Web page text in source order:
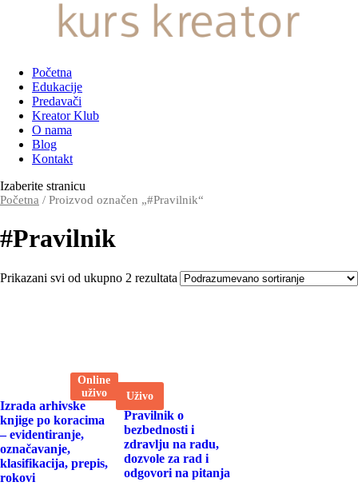
Početna
Edukacije
Predavači
Kreator Klub
O nama
Blog
Kontakt
Izaberite stranicu
Početna / Proizvod označen „#Pravilnik“
#Pravilnik
Prikazani svi od ukupno 2 rezultata
Online
uživo
Izrada arhivske
knjige po koracima
– evidentiranje,
označavanje,
klasifikacija, prepis,
rokovi
Uživo
Pravilnik o
bezbednosti i
zdravlju na radu,
dozvole za rad i
odgovori na pitanja